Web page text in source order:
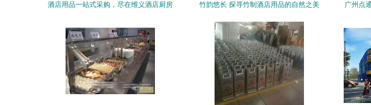
酒店用品一站式采购，尽在维义酒店厨房
竹韵悠长 探寻竹制酒店用品的自然之美
广州点